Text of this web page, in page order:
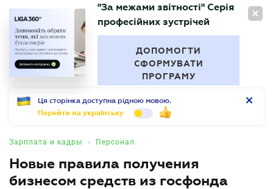
RU
БУХГАЛТЕР
"За межами звітності" Серія
професійних зустрічей
ДОПОМОГТИ
СФОРМУВАТИ
ПРОГРАМУ
Ця сторінка доступна рідною мовою.
Перейти на українську
Зарплата и кадры • Персонал
Новые правила получения
бизнесом средств из госфонда